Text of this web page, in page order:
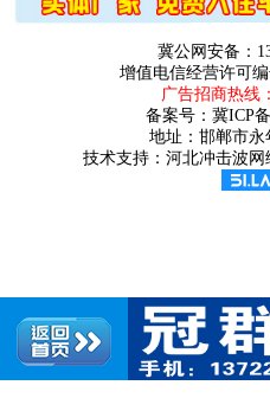
冀公网安备：
增值电信经营许可
广告招商热线：
备案号： 冀ICP
地址：邯郸市
技术支持：河北冲击波网